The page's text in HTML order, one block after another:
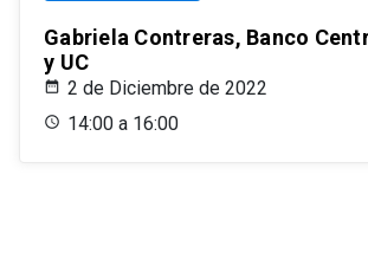
Gabriela Contreras, Banco
y UC
2 de Diciembre de 2022
14:00 a 16:00